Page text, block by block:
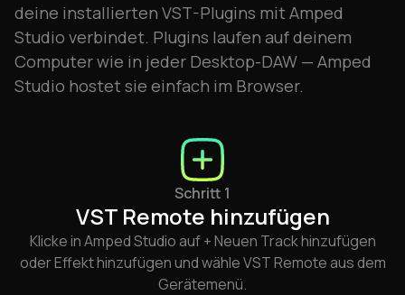
deine installierten VST-Plugins mit Amped
Studio verbindet. Plugins laufen auf deinem
Computer wie in jeder Desktop-DAW — Amped
Studio hostet sie einfach im Browser.
Schritt 1
VST Remote hinzufügen
Klicke in Amped Studio auf + Neuen Track hinzufügen
oder Effekt hinzufügen und wähle VST Remote aus dem
Gerätemenü.